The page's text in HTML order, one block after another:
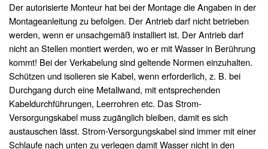
Der autorisierte Monteur hat bei der Montage die Angaben in der
Montageanleitung zu befolgen. Der Antrieb darf nicht betrieben
werden, wenn er unsachgemäß installiert ist. Der Antrieb darf
nicht an Stellen montiert werden, wo er mit Wasser in Berührung
kommt! Bei der Verkabelung sind geltende Normen einzuhalten.
Schützen und isolieren sie Kabel, wenn erforderlich, z. B. bei
Durchgang durch eine Metallwand, mit entsprechenden
Kabeldurchführungen, Leerrohren etc. Das Strom-
Versorgungskabel muss zugänglich bleiben, damit es sich
austauschen lässt. Strom-Versorgungskabel sind immer mit einer
Schlaufe nach unten zu verlegen damit Wasser nicht in den